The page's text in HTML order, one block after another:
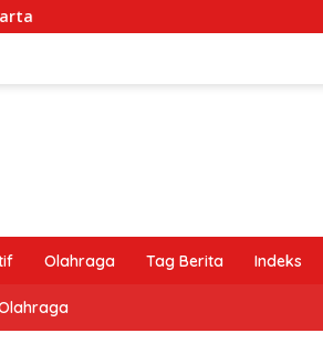
Olahraga Tag Berita Indeks